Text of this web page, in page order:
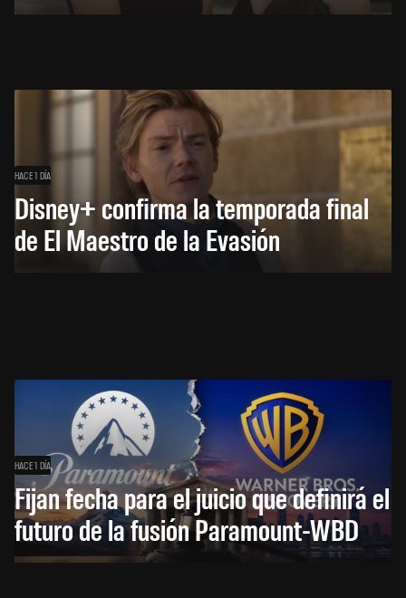
HACE 1 DÍA
Disney+ confirma la temporada final
de El Maestro de la Evasión
HACE 1 DÍA
Fijan fecha para el juicio que definirá el
futuro de la fusión Paramount-WBD